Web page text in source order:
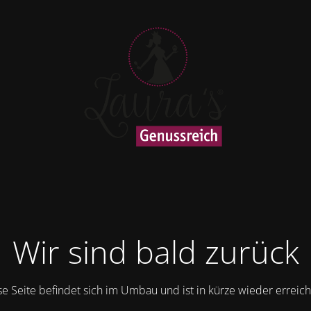
Wir sind bald zurück
Seite befindet sich im Umbau und ist in kürze wieder